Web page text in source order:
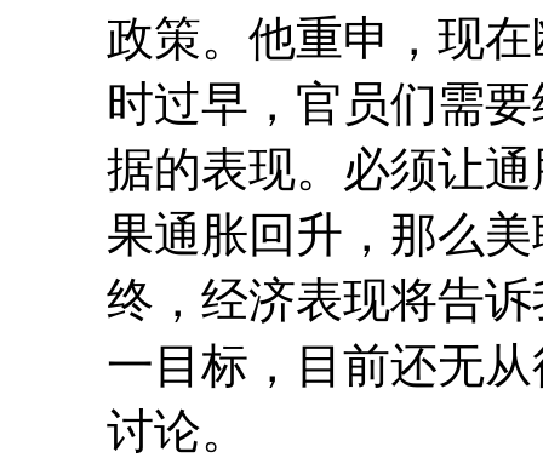
政策。他重申，现
时过早，官员们需
据的表现。必须让
果通胀回升，那么
终，经济表现将告
一目标，目前还无
讨论。